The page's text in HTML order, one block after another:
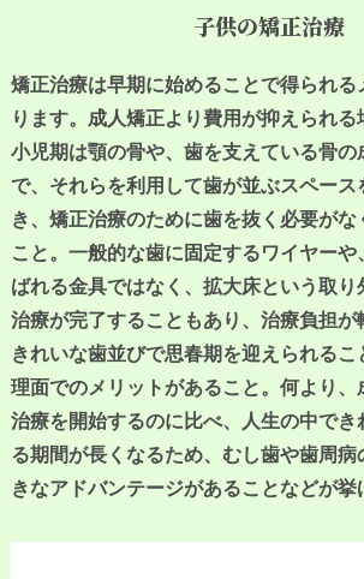
子供の矯正治療
矯正治療は早期に始めることで得られる
ります。成人矯正より費用が抑えられる
小児期は顎の骨や、歯を支えている骨の
で、それらを利用して歯が並ぶスペース
き、矯正治療のために歯を抜く必要がな
こと。一般的な歯に固定するワイヤー
ばれる金具ではなく、拡大床という取り
治療が完了することもあり、治療負担が
きれいな歯並びで思春期を迎えられる
理面でのメリットがあること。何より、
治療を開始するのに比べ、人生の中でき
る期間が長くなるため、むし歯や歯周病
きなアドバンテージがあることなどが挙